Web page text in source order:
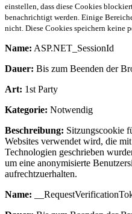
einstellen, dass diese Cookies
benachrichtigt werden. Einige
nicht. Diese Cookies speichern keine
Name: ASP.NET_SessionId
Dauer: Bis zum Beenden der
Art: 1st Party
Kategorie: Notwendig
Beschreibung: Sitzungscookie
Websites verwendet wird, die
Technologien geschrieben
um eine anonymisierte
aufrechtzuerhalten.
Name: